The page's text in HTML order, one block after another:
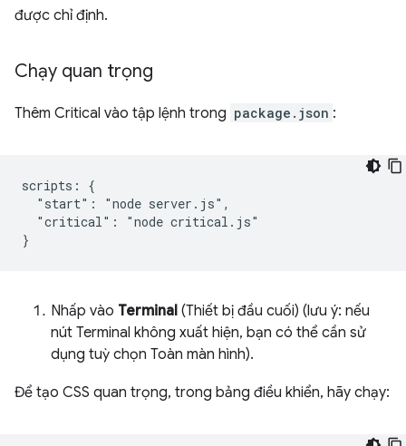
được chỉ định.
Chạy quan trọng
Thêm Critical vào tập lệnh trong package.json :
scripts: {
  "start": "node server.js",
  "critical": "node critical.js"
Nhấp vào Terminal (Thiết bị đầu cuối) (lưu ý: nếu
nút Terminal không xuất hiện, bạn có thể cần sử
dụng tuỳ chọn Toàn màn hình).
Để tạo CSS quan trọng, trong bảng điều khiển, hãy chạy: